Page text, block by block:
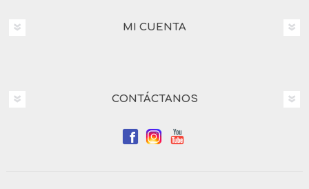
MI CUENTA
CONTÁCTANOS